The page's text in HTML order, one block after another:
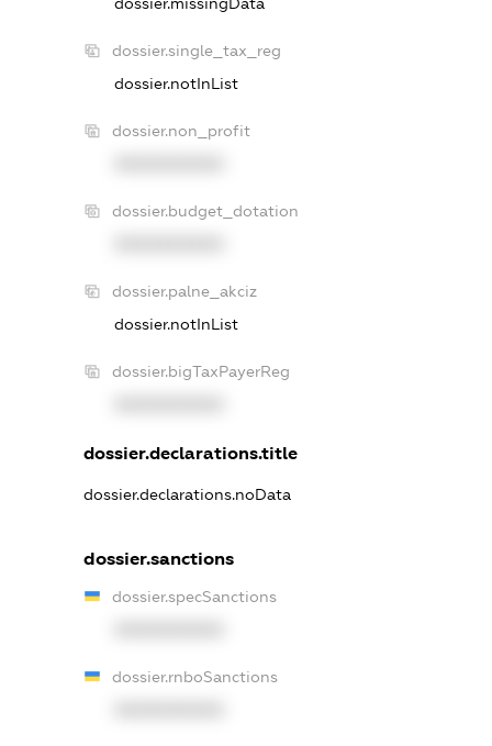
dossier.single_tax_reg
dossier.notInList
dossier.non_profit
dossier.budget_dotation
dossier.palne_akciz
dossier.notInList
dossier.bigTaxPayerReg
dossier.declarations.title
dossier.declarations.noData
dossier.sanctions
dossier.specSanctions
dossier.rnboSanctions